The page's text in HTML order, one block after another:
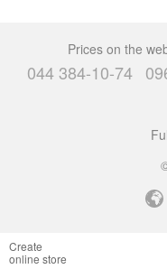
Prices on the
044 384-10-74
Create
online store